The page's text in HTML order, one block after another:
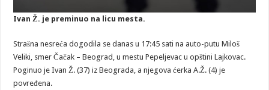
Ivan Ž. je preminuo na licu mesta.
Strašna nesreća dogodila se danas u 17:45 sati na auto-putu Miloš
Veliki, smer Čačak – Beograd, u mestu Pepeljevac u opštini Lajkovac.
Poginuo je Ivan Ž. (37) iz Beograda, a njegova ćerka A.Ž. (4) je
povređena.